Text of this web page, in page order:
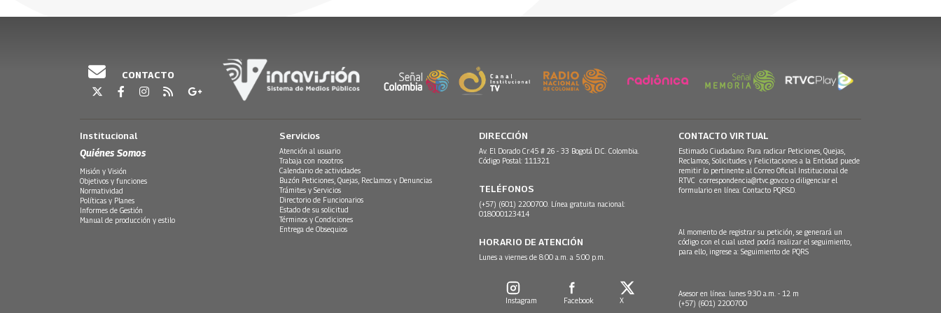
CONTACTO
Institucional
Quiénes Somos
Misión y Visión
Objetivos y funciones
Normatividad
Políticas y Planes
Informes de Gestión
Manual de producción y estilo
Servicios
Atención al usuario
Trabaja con nosotros
Calendario de actividades
Buzón Peticiones, Quejas, Reclamos y Denuncias
Trámites y Servicios
Directorio de Funcionarios
Estado de su solicitud
Términos y Condiciones
Entrega de Obsequios
DIRECCIÓN
Av. El Dorado Cr.45 # 26 - 33 Bogotá D.C. Colombia.
Código Postal: 111321
TELÉFONOS
(+57) (601) 2200700. Línea gratuita nacional:
018000123414
HORARIO DE ATENCIÓN
Lunes a viernes de 8:00 a.m. a 5:00 p.m.
Instagram Facebook X
CONTACTO VIRTUAL
Estimado Ciudadano: Para radicar Peticiones, Quejas,
Reclamos, Solicitudes y Felicitaciones a la Entidad puede
remitir lo pertinente al Correo Oficial Institucional de
RTVC correspondencia@rtvc.gov.co o diligenciar el
formulario en línea: Contacto PQRSD.
Al momento de registrar su petición, se generará un
código con el cual usted podrá realizar el seguimiento,
para ello, ingrese a: Seguimiento de PQRS
Asesor en línea: lunes 9:30 a.m. - 12 m
(+57) (601) 2200700